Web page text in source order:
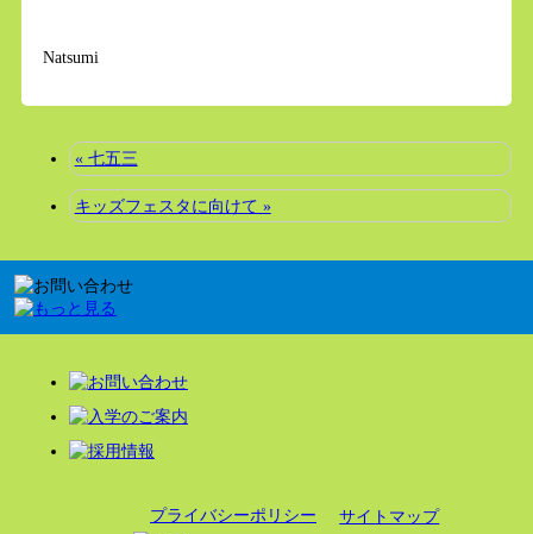
Natsumi
« 七五三
キッズフェスタに向けて »
プライバシーポリシー サイトマップ